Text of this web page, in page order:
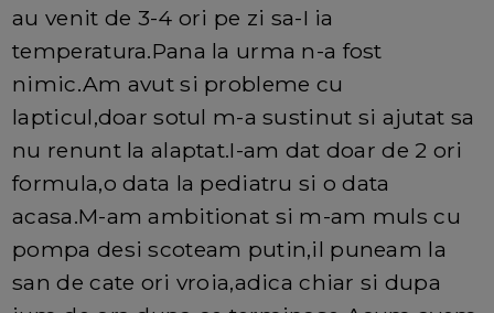
au venit de 3-4 ori pe zi sa-I ia
temperatura.Pana la urma n-a fost
nimic.Am avut si probleme cu
lapticul,doar sotul m-a sustinut si ajutat sa
nu renunt la alaptat.I-am dat doar de 2 ori
formula,o data la pediatru si o data
acasa.M-am ambitionat si m-am muls cu
pompa desi scoteam putin,il puneam la
san de cate ori vroia,adica chiar si dupa